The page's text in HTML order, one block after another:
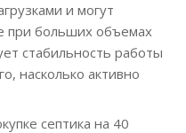
и могут
при больших объемах
стабильность работы
насколько активно
септика на 40